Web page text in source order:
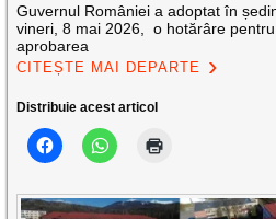
Guvernul României a adoptat în
vineri, 8 mai 2026, o hotărâre pentru
aprobarea
CITEȘTE MAI DEPARTE
Distribuie acest articol